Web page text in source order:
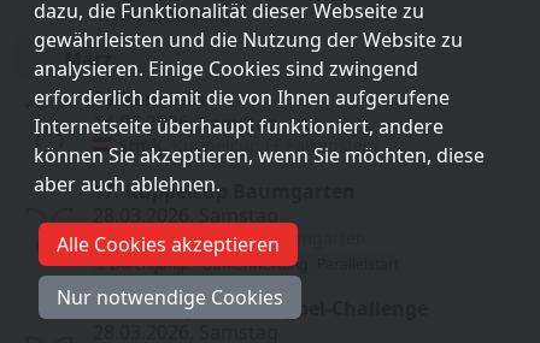
Eigene Leinensäcke
März
Falkenstein
14.03.2026,Samstag
Stmk Kuppelcup FF Falkenstein
17. Kuppelcup Baumgarten
Stmk, Kuppelcup Baumgarten
2 Durchgänge Damenwertung
17. Woodquarter Kuppel-Challenge
dazu, die Funktionalität dieser Webseite zu
gewährleisten und die Nutzung der Website zu
analysieren. Einige Cookies sind zwingend
erforderlich damit die von Ihnen aufgerufene
Internetseite überhaupt funktioniert, andere
können Sie akzeptieren, wenn Sie möchten, diese
aber auch ablehnen.
Alle Cookies akzeptieren
Nur notwendige Cookies